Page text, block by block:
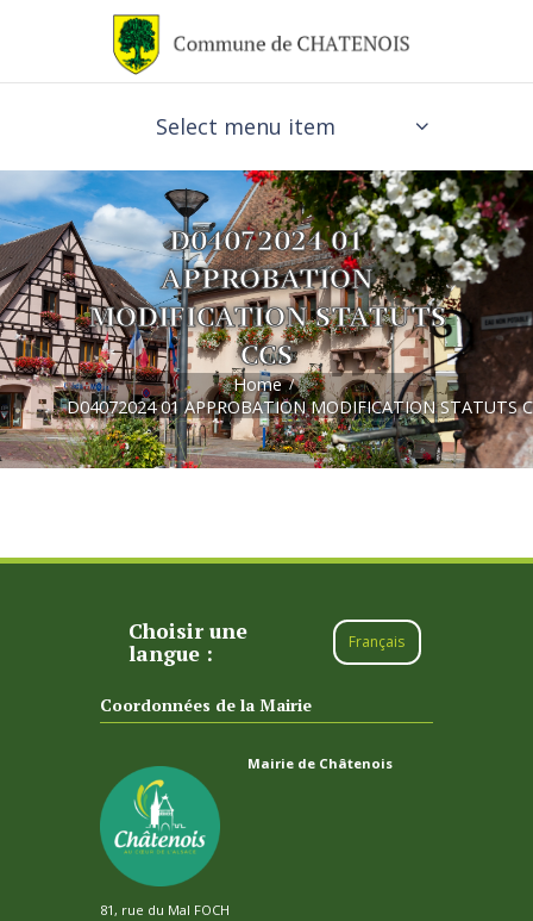
Select menu item
D04072024 01
APPROBATION
MODIFICATION STATUTS
CCS
Home
D04072024 01 APPROBATION MODIFICATION STATUTS
Choisir une
langue :
Français
Coordonnées de la Mairie
Mairie de Châtenois
81, rue du Mal FOCH